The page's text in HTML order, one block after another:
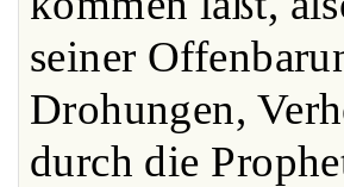
seiner
Drohungen,
durch die